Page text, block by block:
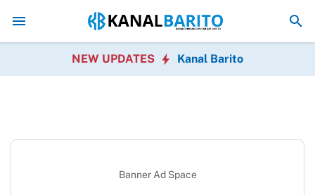
Kaji Tiru ke Kulon Progo, Pemkab Barito Utara Perkuat
NEW UPDATES Kanal Barito
Banner Ad Space